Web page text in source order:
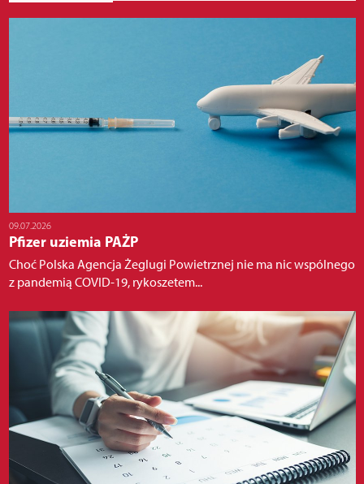
09.07.2026
Pfizer uziemia PAŻP
Choć Polska Agencja Żeglugi Powietrznej nie ma nic wspólnego
z pandemią COVID-19, rykoszetem...